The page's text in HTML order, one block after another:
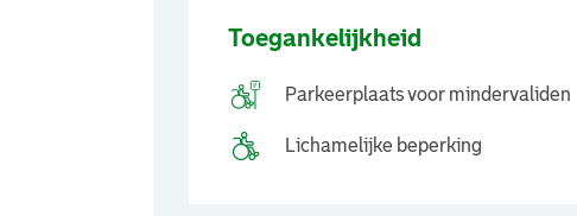
Toegankelijkheid
Parkeerplaats voor mindervaliden
Lichamelijke beperking